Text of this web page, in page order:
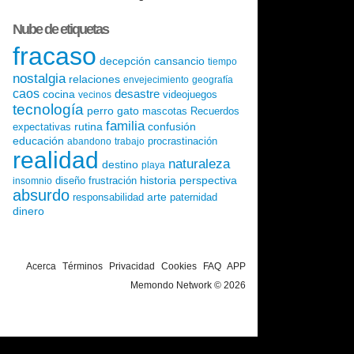
Nube de etiquetas
fracaso decepción cansancio tiempo
nostalgia relaciones envejecimiento geografía
caos cocina vecinos desastre videojuegos
tecnología perro gato mascotas Recuerdos
expectativas rutina familia confusión
educación abandono trabajo procrastinación
realidad destino playa naturaleza
insomnio diseño frustración historia perspectiva
absurdo responsabilidad arte paternidad
dinero
Acerca Términos Privacidad Cookies FAQ APP
Memondo Network © 2026